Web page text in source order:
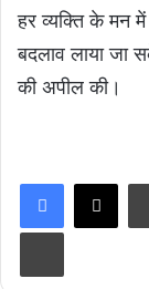
हर व्यक्ति के मन
बदलाव लाया जा
की अपील की।